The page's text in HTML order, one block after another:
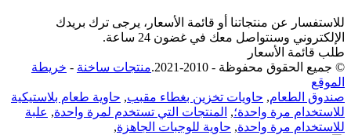
للاستفسار عن منتجاتنا أو قائمة الأسعار، يرجى ترك بريدك
الإلكتروني وسنتواصل معك في غضون 24 ساعة.
طلب قائمة الأسعار
© جميع الحقوق محفوظة - 2010-2021.
منتجات ساخنة - خريطة
الموقع
صندوق الطعام, حاويات تخزين بغطاء مقبب, حاوية طعام بلاستيكية
للاستخدام مرة واحدة؛, المنتجات التي تستخدم لمرة واحدة, علبة
للاستخدام مرة واحدة, حاوية للوجبات الجاهزة,